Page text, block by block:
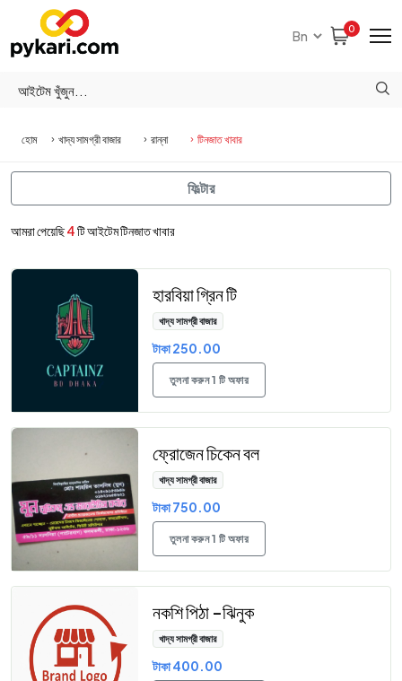
0
হোম খাদ্য সামগ্রী বাজার রান্না টিনজাত খাবার
আমরা পেয়েছি4টি আইটেম টিনজাত খাবার
হারবিয়া গ্রিন টি
খাদ্য সামগ্রী বাজার
টাকা 250.00
তুলনা করুন 1 টি অফার
ফ্রোজেন চিকেন বল
খাদ্য সামগ্রী বাজার
টাকা 750.00
তুলনা করুন 1 টি অফার
নকশি পিঠা -ঝিনুক
খাদ্য সামগ্রী বাজার
টাকা 400.00
ফিল্টার